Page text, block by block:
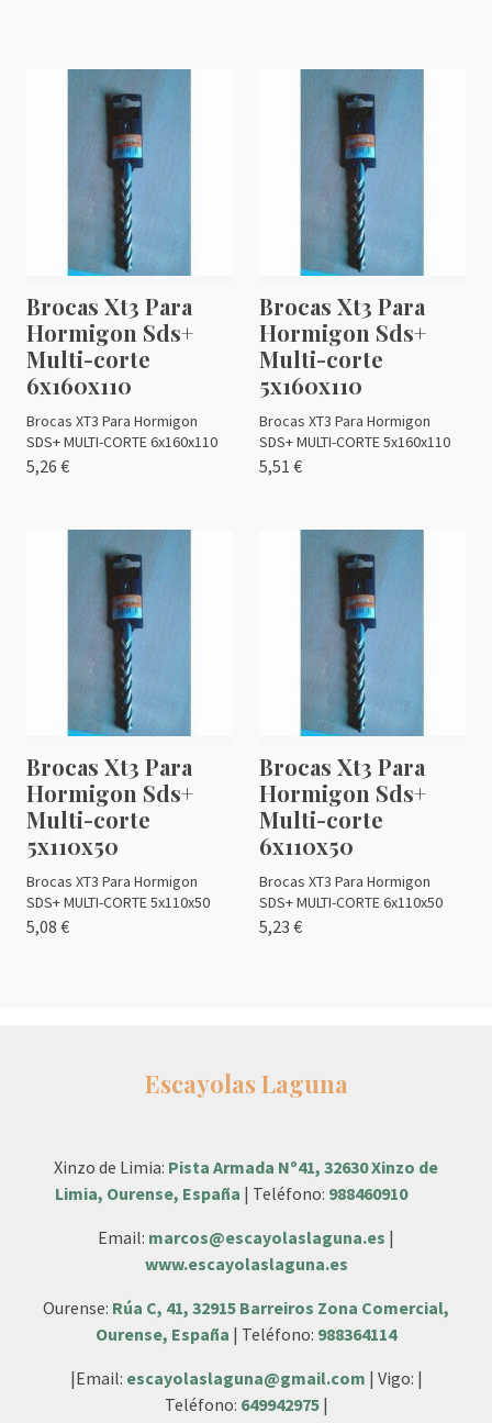
Brocas Xt3 Para
Hormigon Sds+
Multi-corte
6x160x110
Brocas XT3 Para Hormigon
SDS+ MULTI-CORTE 6x160x110
5,26 €
Brocas Xt3 Para
Hormigon Sds+
Multi-corte
5x160x110
Brocas XT3 Para Hormigon
SDS+ MULTI-CORTE 5x160x110
5,51 €
Brocas Xt3 Para
Hormigon Sds+
Multi-corte
5x110x50
Brocas XT3 Para Hormigon
SDS+ MULTI-CORTE 5x110x50
5,08 €
Brocas Xt3 Para
Hormigon Sds+
Multi-corte
6x110x50
Brocas XT3 Para Hormigon
SDS+ MULTI-CORTE 6x110x50
5,23 €
Escayolas Laguna
Xinzo de Limia: Pista Armada Nº41, 32630 Xinzo de
Limia, Ourense, España | Teléfono: 988460910
Email: marcos@escayolaslaguna.es |
www.escayolaslaguna.es
Ourense: Rúa C, 41, 32915 Barreiros Zona Comercial,
Ourense, España | Teléfono: 988364114
|Email: escayolaslaguna@gmail.com | Vigo: |
Teléfono: 649942975|